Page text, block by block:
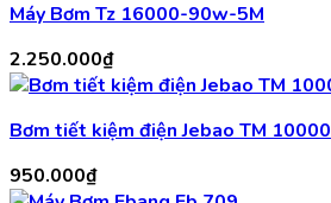
Máy Bơm Tz 16000-90w-5M
2.250.000₫
Bơm tiết kiệm điện Jebao TM 10000
950.000₫